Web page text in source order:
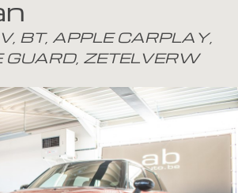
BT, APPLE CARPLAY,
GUARD, ZETELVERW